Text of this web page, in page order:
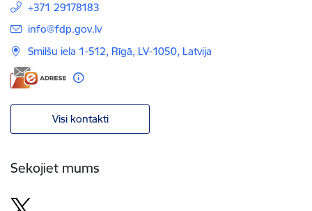
+371 29178183
E-pasts:
info@fdp.gov.lv
Smilšu iela 1-512, Rīgā, LV-1050, Latvija
Visi kontakti
Sekojiet mums